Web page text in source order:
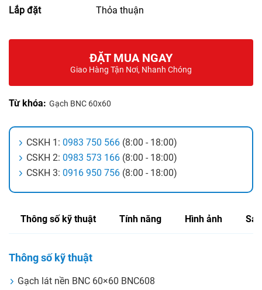
Lắp đặt
Thỏa thuận
ĐẶT MUA NGAY
Giao Hàng Tận Nơi, Nhanh Chóng
Từ khóa: Gạch BNC 60x60
CSKH 1: 0983 750 566 (8:00 - 18:00)
CSKH 2: 0983 573 166 (8:00 - 18:00)
CSKH 3: 0916 950 756 (8:00 - 18:00)
Thông số kỹ thuật Tính năng Hình ảnh
Thông số kỹ thuật
Gạch lát nền BNC 60×60 BNC608